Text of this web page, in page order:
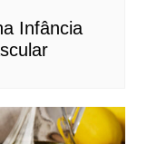
Infância